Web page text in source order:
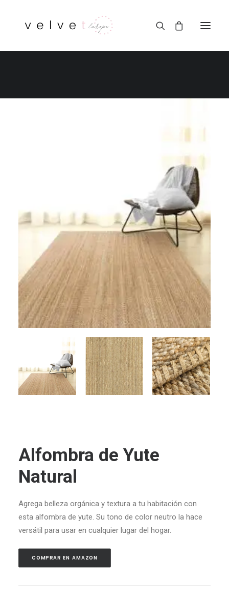
Alfombra de Yute
Natural
Agrega belleza orgánica y textura a tu habitación con
esta alfombra de yute. Su tono de color neutro la hace
versátil para usar en cualquier lugar del hogar.
COMPRAR EN AMAZON